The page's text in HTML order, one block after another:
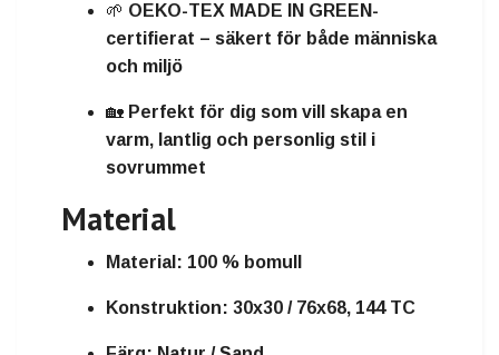
🌱 OEKO-TEX MADE IN GREEN-
certifierat – säkert för både människa
och miljö
🏡 Perfekt för dig som vill skapa en
varm, lantlig och personlig stil i
sovrummet
Material
Material: 100 % bomull
Konstruktion: 30x30 / 76x68, 144 TC